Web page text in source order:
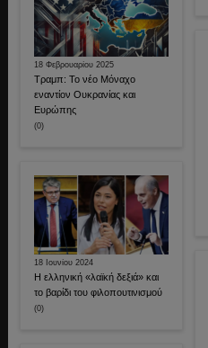
18 Φεβρουαρίου 2025
Τραμπ: Το νέο Μόναχο
εναντίον Ουκρανίας και
Ευρώπης
(0)
18 Ιουνίου 2024
Η ελληνική «λαϊκή δεξιά» και
το βαρίδι του φιλοπουτινισμού
(0)